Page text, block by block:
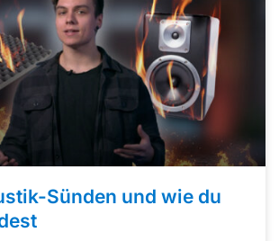
Sünden und wie du